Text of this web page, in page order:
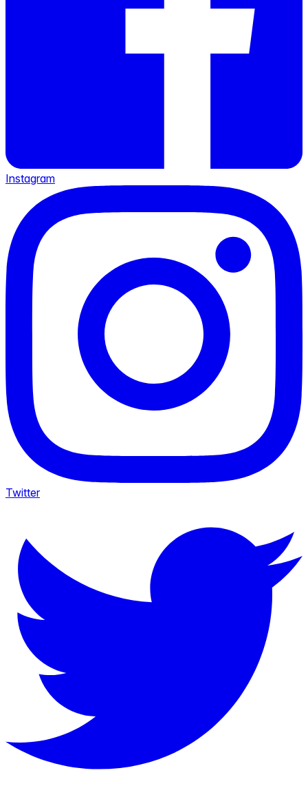
Instagram
Twitter